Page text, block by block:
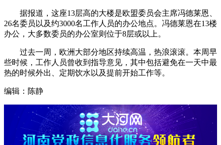
据报道，这座13层高的大楼是欧盟委员会主席冯德莱恩、
26名委员以及约3000名工作人员的办公地点。冯德莱恩在13楼
办公，大多数委员的办公室则位于8层或以上。
过去一周，欧洲大部分地区持续高温，热浪滚滚。本周早
些时候，工作人员曾收到指导意见，其中包括避免在一天中最
热的时候外出、定期饮水以及提前开始工作等。
编辑：陈静